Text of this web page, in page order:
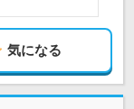
気になる